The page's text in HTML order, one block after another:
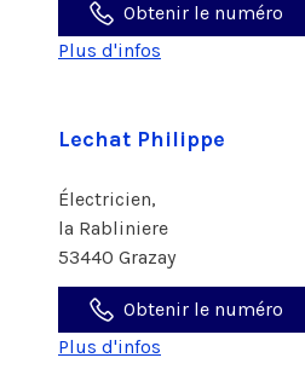
Obtenir le numéro
Plus d'infos
Lechat Philippe
Électricien,
la Rabliniere
53440 Grazay
Obtenir le numéro
Plus d'infos